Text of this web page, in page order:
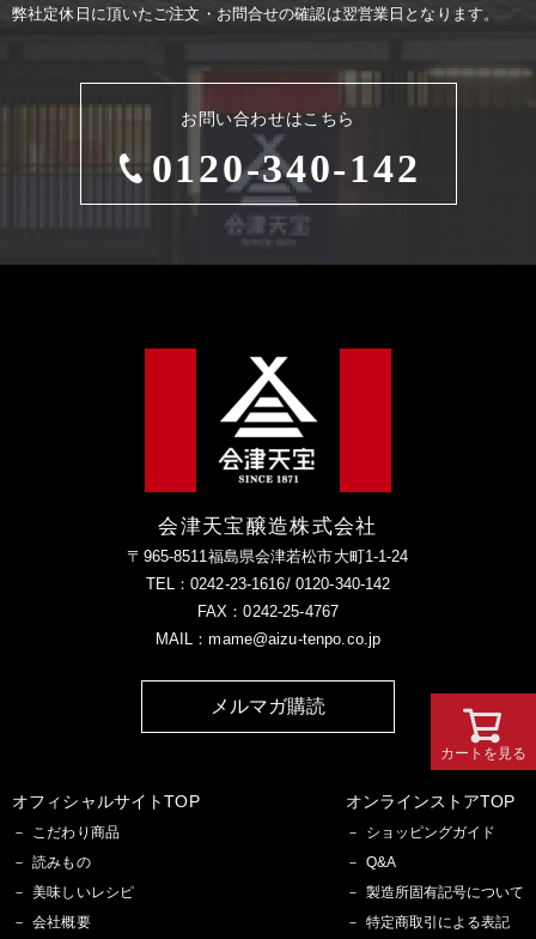
お問い合わせはこちら
0120-340-142
弊社定休⽇に頂いたご注⽂・お問合せの確認は翌営業⽇となります。
会津天宝醸造株式会社
〒965-8511福島県会津若松市大町1-1-24
TEL：0242-23-1616/ 0120-340-142
FAX：0242-25-4767
MAIL：mame@aizu-tenpo.co.jp
メルマガ購読
オフィシャルサイトTOP
こだわり商品
読みもの
美味しいレシピ
会社概要
オンラインストアTOP
ショッピングガイド
Q&A
製造所固有記号について
特定商取引による表記
カートを見る